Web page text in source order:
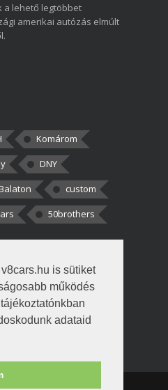
is sütiket
működés
adataid
a lehető legtöbbet
amerikai autózás elmúlt
Komárom
DNY
custom
50brothers
Én csak két
tudtam, hogy fél autót,
amikor